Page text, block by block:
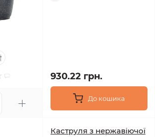
930.22 грн.
До кошика
Каструля з нержавіючої